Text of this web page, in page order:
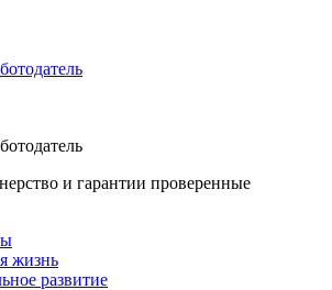
и гарантии проверенные
жизнь
развитие